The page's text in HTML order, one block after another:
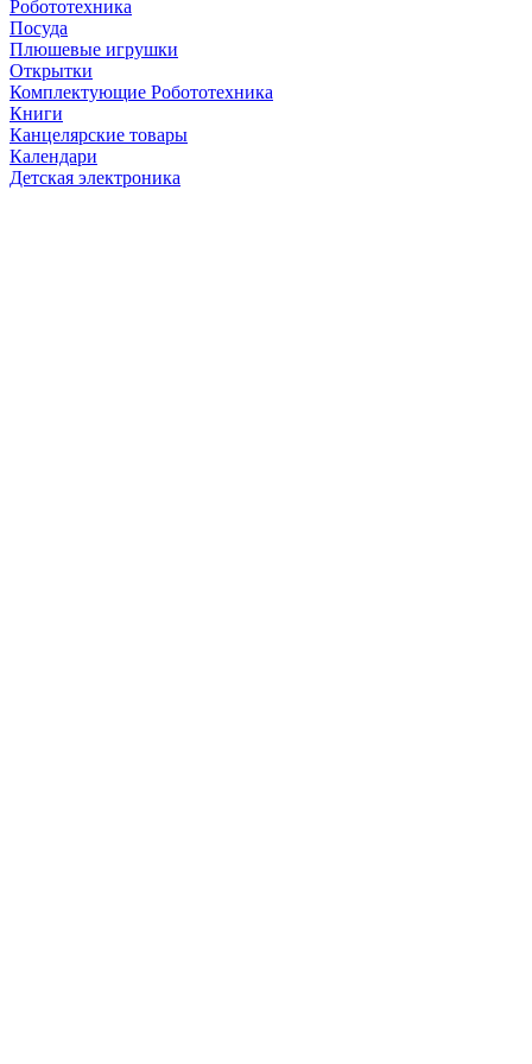
Робототехника
Посуда
Плюшевые игрушки
Открытки
Комплектующие Робототехника
Книги
Канцелярские товары
Календари
Детская электроника